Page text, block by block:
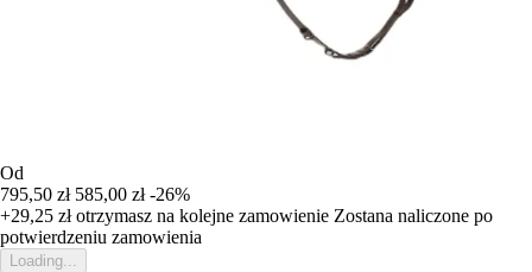
Od
795,50 zł 585,00 zł -26%
+29,25 złotrzymasz na kolejne zamowienie Zostana naliczone po
potwierdzeniu zamowienia
Loading...